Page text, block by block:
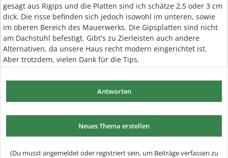
gesagt aus Rigips und die Platten sind ich schätze 2,5 oder 3 cm
dick. Die risse befinden sich jedoch isowohl im unteren, sowie
im oberen Bereich des Mauerwerks. Die Gipsplatten sind nicht
am Dachstuhl befestigt. Gibt's zu Zierleisten auch andere
Alternativen, da unsere Haus recht modern eingerichtet ist.
Aber trotzdem, vielen Dank für die Tips.
Antworten
Neues Thema erstellen
(Du musst angemeldet oder registriert sein, um Beiträge verfassen zu